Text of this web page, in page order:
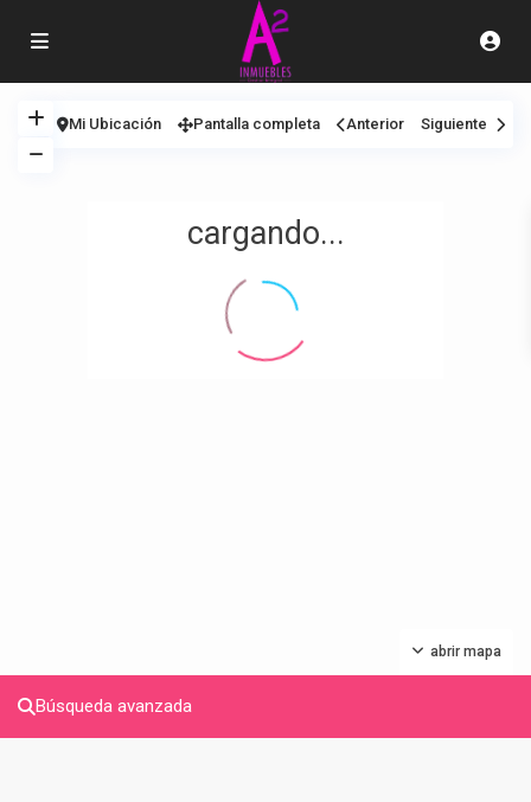
cargando...
abrir mapa
Mi Ubicación Pantalla completa Anterior Siguiente
Búsqueda avanzada